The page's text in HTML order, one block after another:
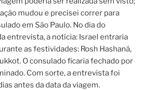
mudou e precisei correr para
em São Paulo. No dia do
entrevista, a notícia: Israel entraria
as festividades: Rosh Hashaná,
O consulado ficaria fechado por
Com sorte, a entrevista foi
antes da data da viagem.